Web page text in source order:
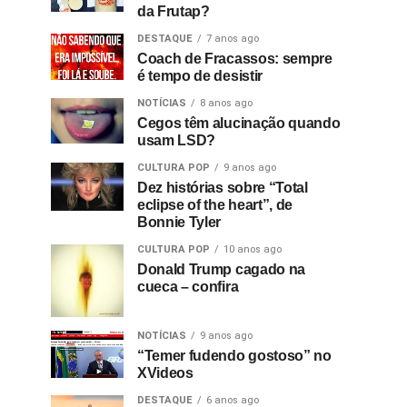
da Frutap?
DESTAQUE 7 anos ago
Coach de Fracassos: sempre
é tempo de desistir
NOTÍCIAS 8 anos ago
Cegos têm alucinação quando
usam LSD?
CULTURA POP 9 anos ago
Dez histórias sobre “Total
eclipse of the heart”, de
Bonnie Tyler
CULTURA POP 10 anos ago
Donald Trump cagado na
cueca – confira
NOTÍCIAS 9 anos ago
“Temer fudendo gostoso” no
XVideos
DESTAQUE 6 anos ago